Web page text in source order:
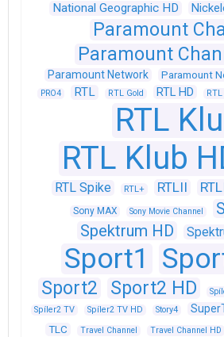
National Geographic HD
Paramount
Paramount
Paramount Network Paramount
PRO4 RTL RTL Gold RTL HD
RTL
RTL Klub
RTL Spike RTL+ RTLII
Sony MAX Sony Movie Channel
Spektrum HD
Sport1
Sport2 Sport2 HD
Spíler2 TV
Spíler2 TV HD Story4
TLC Travel Channel Travel Channel HD